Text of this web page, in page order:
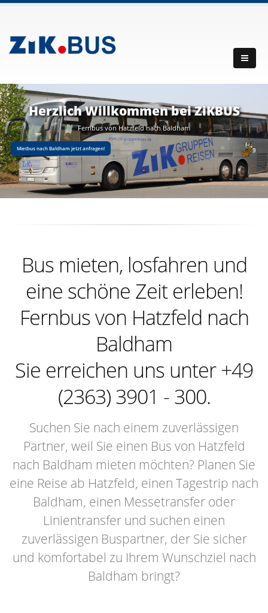
Herzlich Willkommen bei ZiKBUS
Fernbus von Hatzfeld nach Baldham
Mietbus nach Baldham jetzt anfragen!
Bus mieten, losfahren und
eine schöne Zeit erleben!
Fernbus von Hatzfeld nach
Baldham
Sie erreichen uns unter +49
(2363) 3901 - 300.
Suchen Sie nach einem zuverlässigen
Partner, weil Sie einen Bus von Hatzfeld
nach Baldham mieten möchten? Planen Sie
eine Reise ab Hatzfeld, einen Tagestrip nach
Baldham, einen Messetransfer oder
Linientransfer und suchen einen
zuverlässigen Buspartner, der Sie sicher
und komfortabel zu Ihrem Wunschziel nach
Baldham bringt?